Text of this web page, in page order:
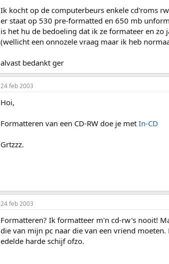
Ik kocht op de computerbeurs enkele cd'roms rw
er staat op 530 pre-formatted en 650 mb
is het hu de bedoeling dat ik ze formateer en zo
(wellicht een onnozele vraag maar ik heb
alvast bedankt ger
24 feb 2003
Hoi,
Formatteren van een CD-RW doe je met In-CD
Grtzzz.
24 feb 2003
Formatteren? Ik formatteer m'n cd-rw's nooit!
die van mijn pc naar die van een vriend
edelde harde schijf ofzo.